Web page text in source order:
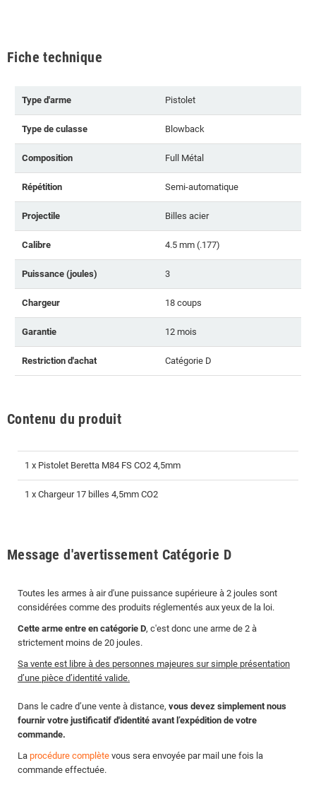
Fiche technique
Type d'arme Pistolet
Type de culasse Blowback
Composition Full Métal
Répétition Semi-automatique
Projectile Billes acier
Calibre 4.5 mm (.177)
Puissance (joules) 3
Chargeur 18 coups
Garantie 12 mois
Restriction d'achat Catégorie D
Contenu du produit
1 x Pistolet Beretta M84 FS CO2 4,5mm
1 x Chargeur 17 billes 4,5mm CO2
Message d'avertissement Catégorie D
Toutes les armes à air d'une puissance supérieure à 2 joules sont
considérées comme des produits réglementés aux yeux de la loi.
Cette arme entre en catégorie D, c'est donc une arme de 2 à
strictement moins de 20 joules.
Sa vente est libre à des personnes majeures sur simple présentation
d’une pièce d’identité valide.
Dans le cadre d’une vente à distance, vous devez simplement nous
fournir votre justificatif d'identité avant l’expédition de votre
commande.
La procédure complète vous sera envoyée par mail une fois la
commande effectuée.